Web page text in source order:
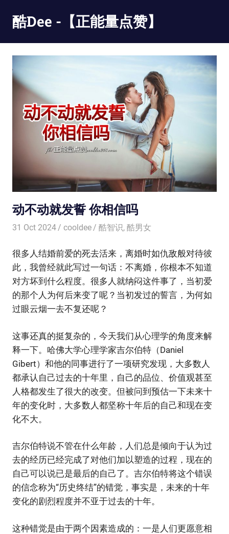
content
酷Dee -【正能量点赞】
酷
只
动不动就发誓 你相信吗
31 Oct 2024 cooldee 酷智识,酷男女
很多人结婚前爱的死去活来，离婚时如仇敌般对待彼
此，我曾经就此写过一句话：不离婚，你根本不知道
对方坏到什么程度。很多人就纳闷这件事了，当初爱
的那个人为何后来变了呢？当初发过的誓言，为何如
过眼云烟一去不复还呢？
这事还真的挺复杂的，今天我们从心理学的角度来解
释一下。哈佛大学心理学家吉尔伯特（Daniel
Gibert）和他的同事进行了一项研究发现，大多数人
都承认自己过去的十年里，自己的品位、价值观甚至
人格都发生了很大的改变。但被问到预估一下未来十
年的变化时，大多数人都坚称十年后的自己和现在变
化不大。
吉尔伯特说不管在什么年龄，人们总是倾向于认为过
去的经历已经完成了对他们加以塑造的过程，现在的
自己可以说已是最后的自己了。吉尔伯特将这个错误
的信念称为‌‌“历史终结‌‌”的错觉，事实是，未来的十年
变化的剧烈程度并不亚于过去的十年。
这种错觉是由于两个因素造成的：一是人们更愿意相